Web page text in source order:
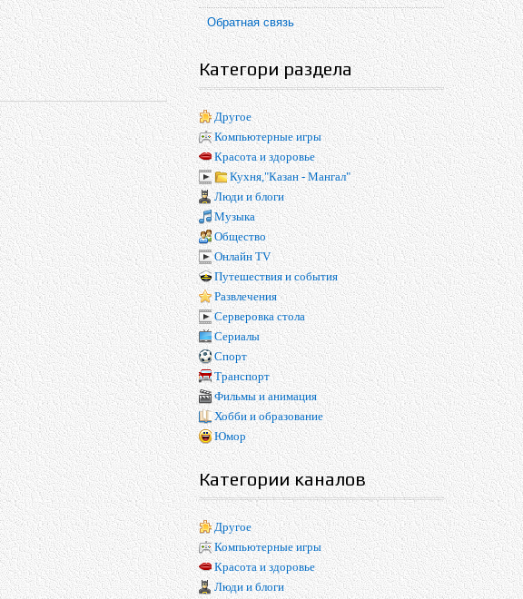
Обратная связь
Категори раздела
Другое
Компьютерные игры
Красота и здоровье
Кухня,"Казан - Мангал"
Люди и блоги
Музыка
Общество
Онлайн TV
Путешествия и события
Развлечения
Серверовка стола
Сериалы
Спорт
Транспорт
Фильмы и анимация
Хобби и образование
Юмор
Категории каналов
Другое
Компьютерные игры
Красота и здоровье
Люди и блоги